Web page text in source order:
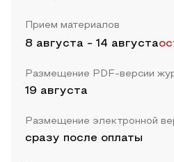
Прием материалов
8 августа - 14 августа
Размещение PDF-версии
19 августа
Размещение электронной
сразу после оплаты